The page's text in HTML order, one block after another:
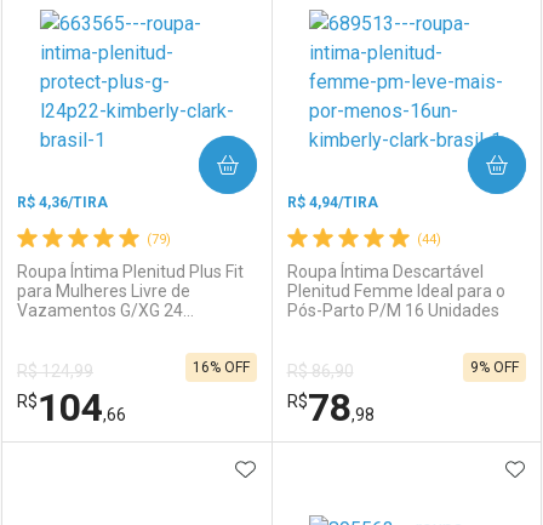
Laboratório
Comprar sem Desconto
Por R$ 119,99/cada
Por Menos
Comprar sem Desconto
Por R$ 119,99/cada
Laboratório
Comprar sem Desconto
Por R$ 76,42/cada
Por Menos
Comprar sem Desconto
Por R$ 76,42/cada
(79)
R$ 4,36/TIRA
Roupa Íntima Plenitud Plus Fit
para Mulheres Livre de
Vazamentos G/XG 24
R$ 124,99
R$104,66
16% OFF
COMPRAR
(44)
R$ 4,94/TIRA
Roupa Íntima Descartável
Plenitud Femme Ideal para o
Pós-Parto P/M 16 Unidades
R$ 86,90
R$78,98
9% OFF
COMPRAR
ADICIONAR AOS FAVORITOS